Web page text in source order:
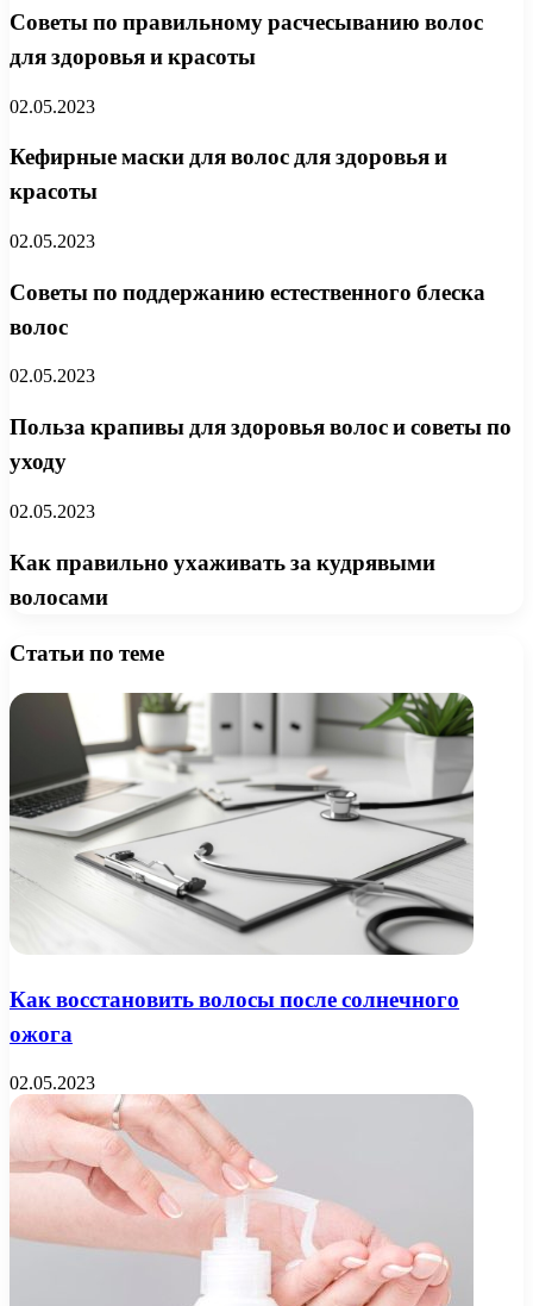
Советы по правильному расчесыванию волос
для здоровья и красоты
02.05.2023
Кефирные маски для волос для здоровья и
красоты
02.05.2023
Советы по поддержанию естественного блеска
волос
02.05.2023
Польза крапивы для здоровья волос и советы по
уходу
02.05.2023
Как правильно ухаживать за кудрявыми
волосами
Статьи по теме
Как восстановить волосы после солнечного
ожога
02.05.2023